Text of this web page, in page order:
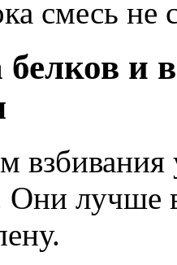
смесь не
белков и
Они лучше